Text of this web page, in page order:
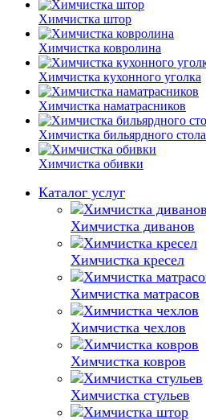
Химчистка штор
Химчистка ковролина
Химчистка кухонного уголка
Химчистка наматрасников
Химчистка бильярдного стола
Химчистка обивки
Каталог услуг
Химчистка диванов
Химчистка кресел
Химчистка матрасов
Химчистка чехлов
Химчистка ковров
Химчистка стульев